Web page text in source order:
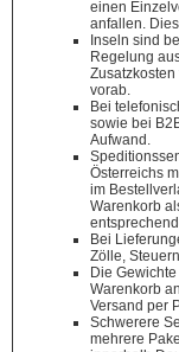
einen
anfallen.
Inseln sind
Regelung
vorab.
Bei
sowie bei
Aufwand.
Österreichs
im
Warenkorb
Bei
Zölle,
Die
Warenkorb
Versand per
Schwerere
mehrere